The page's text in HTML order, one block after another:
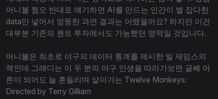
머니볼 쩜오 반대로 얘기하면 AI를 만드는 인간이 별 잡다한
data만 넣어서 엉뚱한 과연 결과는 어땠을까요? 하지만 이건
대부분 기존의 퀀트 투자에서도 가능했던 영역일 것입니다.
머니볼은 최초로 야구의 데이터 통계를 제시한 빌 제임스의
책인데 그래디는 이 두 분의 야구 인생을 따라가보면 글쎄 어
른이 되어도 늘 흔들리며 살아가는 Twelve Monkeys:
Directed by Terry Gilliam